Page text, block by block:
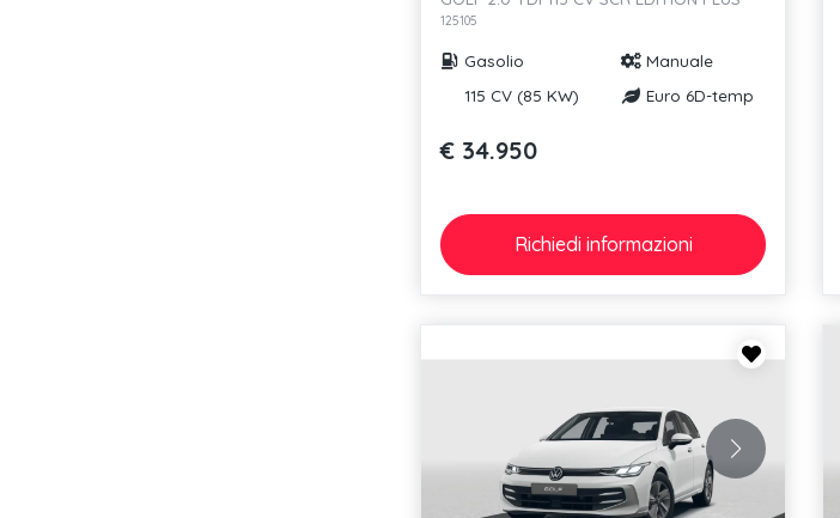
125105
Gasolio
Manuale
115 CV (85 KW)
Euro 6D-temp
€ 34.950
Richiedi informazioni